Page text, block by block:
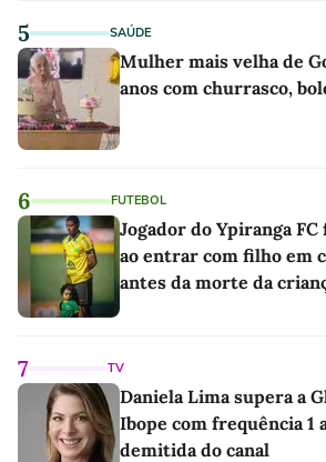
5 SAÚDE
Mulher mais velha de
anos com churrasco,
6 FUTEBOL
Jogador do Ypiranga
ao entrar com filho em
antes da morte da
7 TV
Daniela Lima supera a
Ibope com frequência 1
demitida do canal